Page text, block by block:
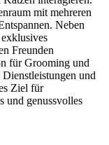
mit mehreren
Neben
Freunden
für Grooming und
und
Ziel für
und genussvolles